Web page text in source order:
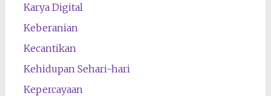
Karya Digital
Keberanian
Kecantikan
Kehidupan Sehari-hari
Kepercayaan